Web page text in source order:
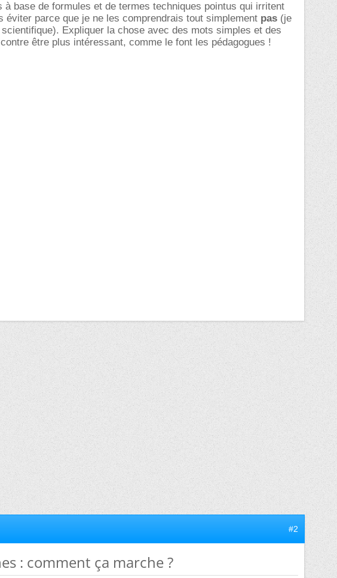
à base de formules et de termes techniques pointus qui irritent
éviter parce que je ne les comprendrais tout simplement pas (je
Expliquer la chose avec des mots simples et des
être plus intéressant, comme le font les pédagogues !
#2
: comment ça marche ?